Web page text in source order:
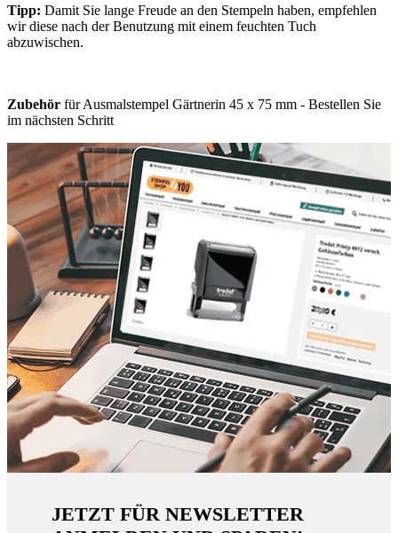
Tipp: Damit Sie lange Freude an den Stempeln haben, empfehlen
wir diese nach der Benutzung mit einem feuchten Tuch
abzuwischen.
Zubehör für Ausmalstempel Gärtnerin 45 x 75 mm - Bestellen Sie
im nächsten Schritt
JETZT FÜR NEWSLETTER